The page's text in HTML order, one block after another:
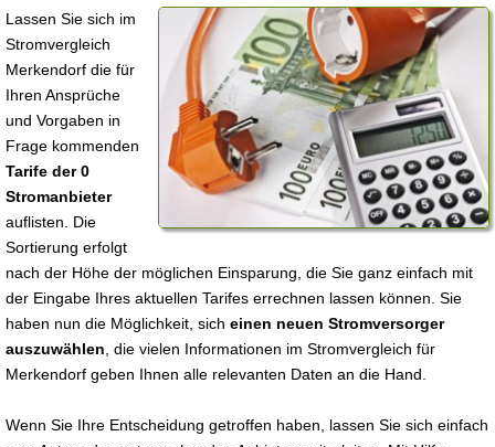
Lassen Sie sich im
Stromvergleich
Merkendorf die für
Ihren Ansprüche
und Vorgaben in
Frage kommenden
Tarife der 0
Stromanbieter
auflisten. Die
Sortierung erfolgt
nach der Höhe der möglichen Einsparung, die Sie ganz einfach mit
der Eingabe Ihres aktuellen Tarifes errechnen lassen können. Sie
haben nun die Möglichkeit, sich einen neuen Stromversorger
auszuwählen , die vielen Informationen im Stromvergleich für
Merkendorf geben Ihnen alle relevanten Daten an die Hand.
Wenn Sie Ihre Entscheidung getroffen haben, lassen Sie sich einfach